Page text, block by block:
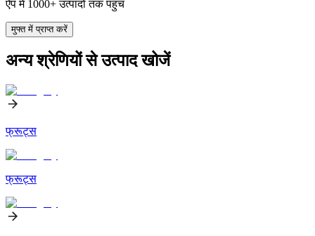
ऐप में 1000+ उत्पादों तक पहुंच
मुफ्त में प्राप्त करें
अन्य श्रेणियों से उत्पाद खोजें
फ्रूट्स
फ्रूट्स